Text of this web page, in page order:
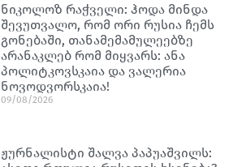
ნიკოლოზ რაჭველი: ჰოდა მინდა
შევუთვალო, რომ ორი რუსია ჩემს
გონებაში, თანამემამულეებზე
არანაკლებ რომ მიყვარს: ანა
პოლიტკოვსკაია და ვალერია
ნოვოდვორსკაია!
09/08/2026
ჟურნალისტი შალვა პაპუაშვილს: